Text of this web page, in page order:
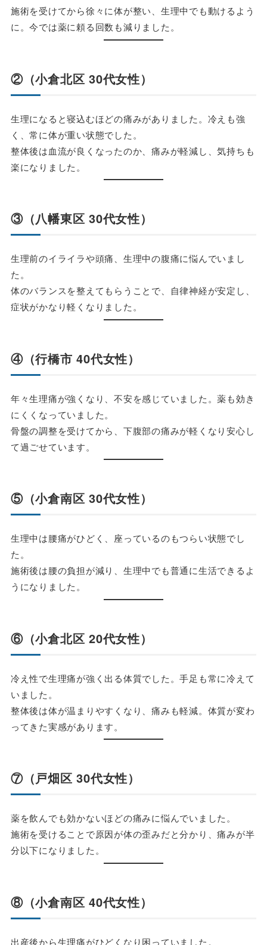
施術を受けてから徐々に体が整い、生理中でも動けるよう
に。今では薬に頼る回数も減りました。
②（小倉北区 30代女性）
生理になると寝込むほどの痛みがありました。冷えも強
く、常に体が重い状態でした。
整体後は血流が良くなったのか、痛みが軽減し、気持ちも
楽になりました。
③（八幡東区 30代女性）
生理前のイライラや頭痛、生理中の腹痛に悩んでいまし
た。
体のバランスを整えてもらうことで、自律神経が安定し、
症状がかなり軽くなりました。
④（行橋市 40代女性）
年々生理痛が強くなり、不安を感じていました。薬も効き
にくくなっていました。
骨盤の調整を受けてから、下腹部の痛みが軽くなり安心し
て過ごせています。
⑤（小倉南区 30代女性）
生理中は腰痛がひどく、座っているのもつらい状態でし
た。
施術後は腰の負担が減り、生理中でも普通に生活できるよ
うになりました。
⑥（小倉北区 20代女性）
冷え性で生理痛が強く出る体質でした。手足も常に冷えて
いました。
整体後は体が温まりやすくなり、痛みも軽減。体質が変わ
ってきた実感があります。
⑦（戸畑区 30代女性）
薬を飲んでも効かないほどの痛みに悩んでいました。
施術を受けることで原因が体の歪みだと分かり、痛みが半
分以下になりました。
⑧（小倉南区 40代女性）
出産後から生理痛がひどくなり困っていました。